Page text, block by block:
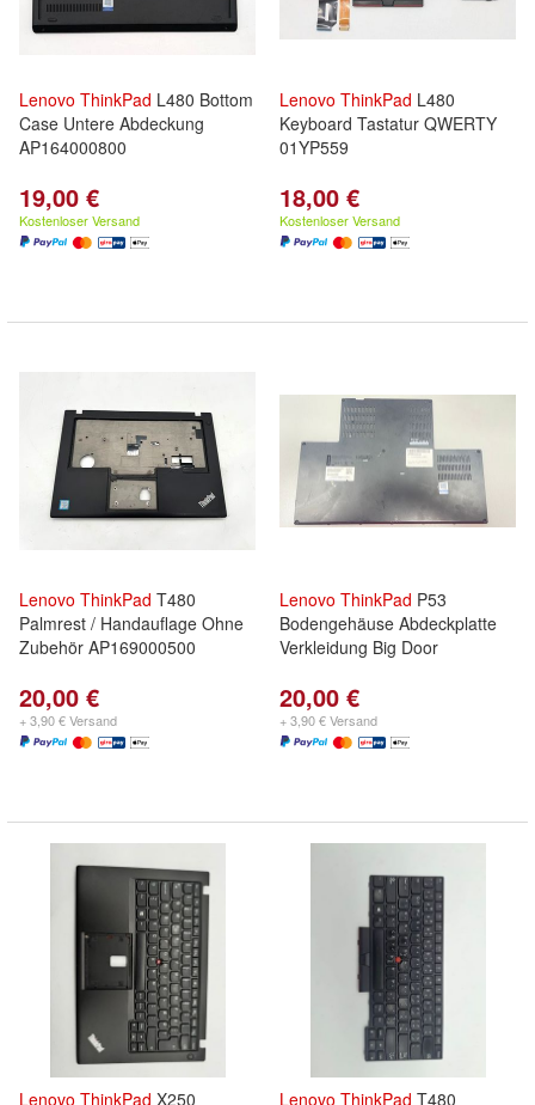
Lenovo ThinkPad L480 Bottom
Case Untere Abdeckung
AP164000800
19,00 €
Kostenloser Versand
Lenovo ThinkPad L480
Keyboard Tastatur QWERTY
01YP559
18,00 €
Kostenloser Versand
Lenovo ThinkPad T480
Palmrest / Handauflage Ohne
Zubehör AP169000500
20,00 €
+ 3,90 € Versand
Lenovo ThinkPad P53
Bodengehäuse Abdeckplatte
Verkleidung Big Door
20,00 €
+ 3,90 € Versand
Lenovo ThinkPad X250 Lenovo ThinkPad T480